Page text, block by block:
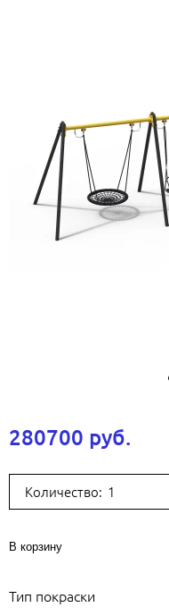
280700 руб.
Количество:
В корзину
Тип покраски